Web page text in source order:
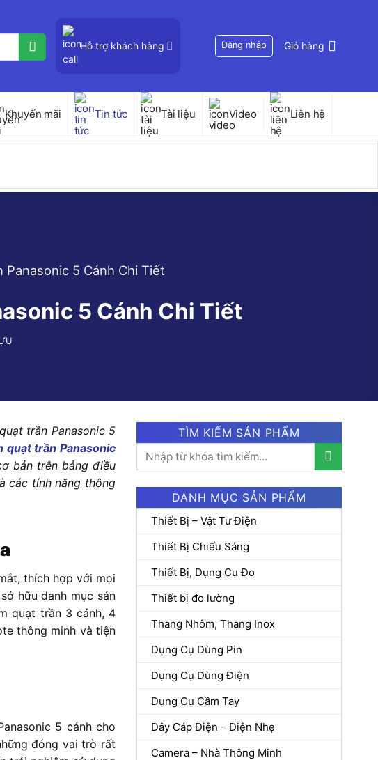
Hỗ trợ khách hàng Đăng nhập Giỏ hàng
Khuyến mãi Tin tức Tài liệu Video Liên hệ
Panasonic 5 Cánh Chi Tiết
5 Cánh Chi Tiết
trần Panasonic 5
quạt trần Panasonic
bản trên bảng điều
các tính năng thông
thích hợp với mọi
hữu danh mục sản
quạt trần 3 cánh, 4
thông minh và tiện
5 cánh cho
đóng vai trò rất
TÌM KIẾM SẢN PHẨM
Tìm
DANH MỤC SẢN PHẨM
Thiết Bị – Vật Tư Điện
Thiết Bị Chiếu Sáng
Thiết Bị, Dụng Cụ Đo
Thiết bị đo lường
Thang Nhôm, Thang Inox
Dụng Cụ Dùng Pin
Dụng Cụ Dùng Điện
Dụng Cụ Cầm Tay
Dây Cáp Điện – Điện Nhẹ
Camera – Nhà Thông Minh